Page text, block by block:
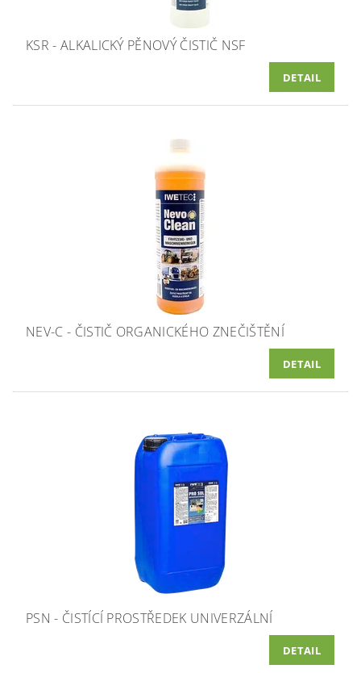
KSR - ALKALICKÝ PĚNOVÝ ČISTIČ NSF
DETAIL
NEV-C - ČISTIČ ORGANICKÉHO ZNEČIŠTĚNÍ
DETAIL
PSN - ČISTÍCÍ PROSTŘEDEK UNIVERZÁLNÍ
DETAIL